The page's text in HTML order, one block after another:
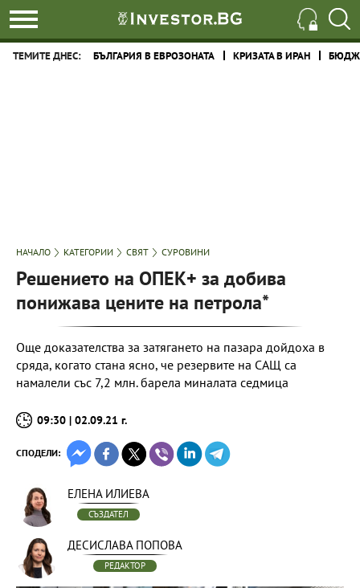
ТЕМИТЕ ДНЕС: БЪЛГАРИЯ В ЕВРОЗОНАТА КРИЗАТА В ИРАН
НАЧАЛО КАТЕГОРИИ СВЯТ СУРОВИНИ
Решението на ОПЕК+ за добива
понижава цените на петрола*
Още доказателства за затягането на пазара дойдоха в
сряда, когато стана ясно, че резервите на САЩ са
намалели със 7,2 млн. барела миналата седмица
09:30 | 02.09.21 г.
СПОДЕЛИ:
ЕЛЕНА ИЛИЕВА
СЪЗДАТЕЛ
ДЕСИСЛАВА ПОПОВА
РЕДАКТОР